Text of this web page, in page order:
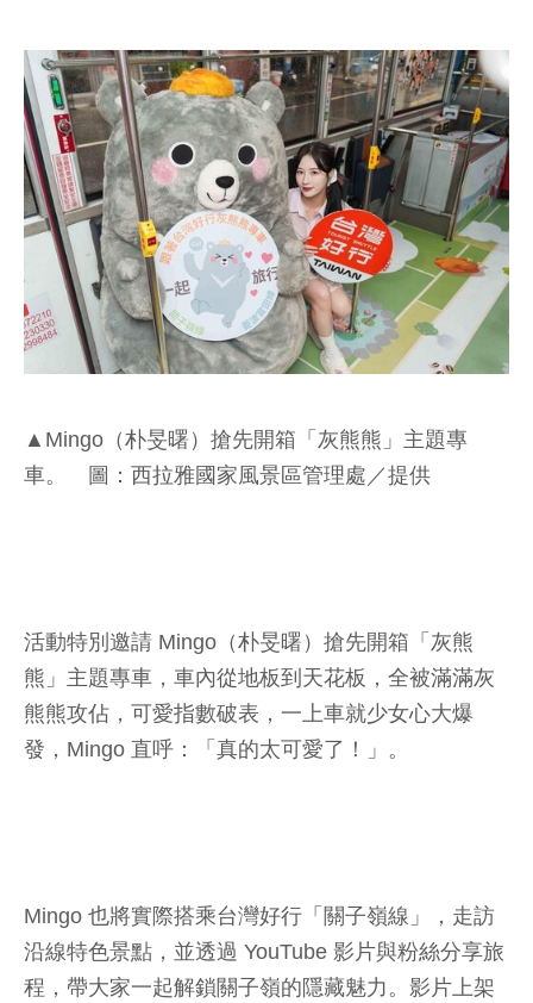
▲Mingo（朴旻曙）搶先開箱「灰熊熊」主題專
車。 圖：西拉雅國家風景區管理處／提供
活動特別邀請 Mingo（朴旻曙）搶先開箱「灰熊
熊」主題專車，車內從地板到天花板，全被滿滿灰
熊熊攻佔，可愛指數破表，一上車就少女心大爆
發，Mingo 直呼：「真的太可愛了！」。
Mingo 也將實際搭乘台灣好行「關子嶺線」，走訪
沿線特色景點，並透過 YouTube 影片與粉絲分享旅
程，帶大家一起解鎖關子嶺的隱藏魅力。影片上架